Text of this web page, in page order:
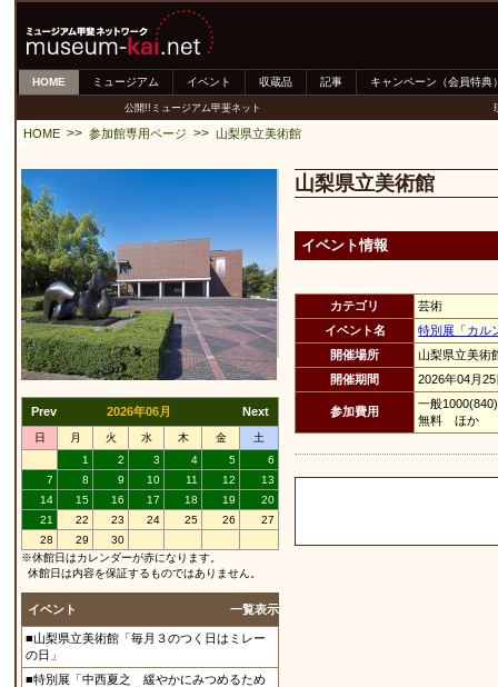
HOME ミュージアム イベント 収蔵品 記事 キャンペーン（会員特典
公開!!ミュージアム甲斐ネット
HOME >> 参加館専用ページ >> 山梨県立美術館
Prev 2026年06月 Next
日 月 火 水 木 金
土
1
2 3 4 5
6
7
8 9 10 11 12
13
14
15 16 17 18 19
20
21
22 23 24 25 26
27
28
29
30
※休館日はカレンダーが赤になります。
休館日は内容を保証するものではありません。
イベント 一覧表示
■山梨県立美術館「毎月３のつく日はミレー
の日」
■特別展「中西夏之 緩やかにみつめるため
山梨県立美術館
イベント情報
カテゴリ
芸術
イベント名
特別展「カル
開催場所
山梨県立美
開催期間
2026年04月
参加費用
一般
無料 ほか